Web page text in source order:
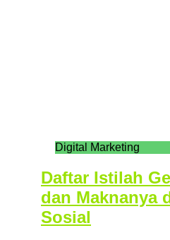
Digital Marketing
Daftar Istilah
dan Maknanya
Sosial